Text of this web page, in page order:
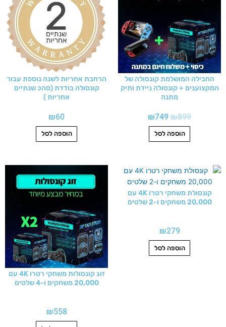
החבילה המושלמת קונסולה של
המקצוענים + קונסולה ניידת ותיק
מתנה
₪899
₪749
הוספה לסל
הרחבת אחריות לשנה נוספת עבור
קונסולה בודדת (סהכ שנתיים
אחריות )
₪60
הוספה לסל
קונסולת משחקי רטרו 4K עם
20,000 משחקים ו-2 שלטים
₪279
הוספה לסל
זוג קונסולות משחקי רטרו 4K עם
20,000 משחקים ו-4 שלטים
₪558